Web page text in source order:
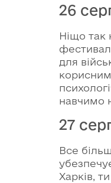
26
Ніщо так
для
навчимо
27
Все
Харків,